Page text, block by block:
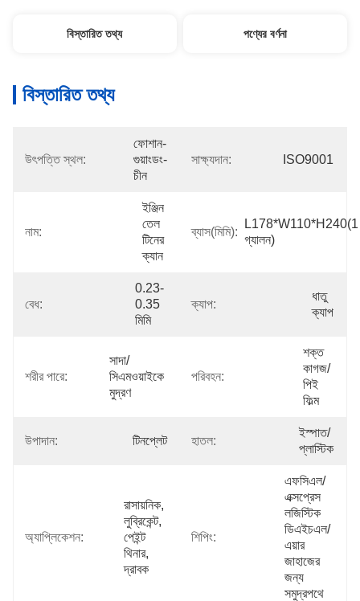
বিস্তারিত তথ্য পণ্যের বর্ণনা
বিস্তারিত তথ্য
উৎপত্তি স্থল:
ফোশান-
গুয়াংডং-
চীন
সাক্ষ্যদান: ISO9001
নাম:
ইঞ্জিন
তেল
টিনের
ক্যান
ব্যাস(মিমি):
L178*W110*H240(1
গ্যালন)
বেধ:
0.23-
0.35
মিমি
ক্যাপ:
ধাতু
ক্যাপ
শরীর পারে:
সাদা/
সিএমওয়াইকে
মুদ্রণ
পরিবহন:
শক্ত
কাগজ/
পিই
ফিল্ম
উপাদান: টিনপ্লেট হাতল:
ইস্পাত/
প্লাস্টিক
অ্যাপ্লিকেশন:
রাসায়নিক,
লুব্রিকেন্ট,
পেইন্ট
থিনার,
দ্রাবক
শিপিং:
এফসিএল/
এক্সপ্রেস
লজিস্টিক
ডিএইচএল/
এয়ার
জাহাজের
জন্য
সমুদ্রপথে